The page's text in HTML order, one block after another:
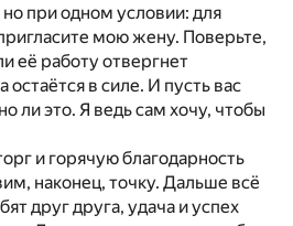
но при одном условии: для
мою жену. Поверьте,
её работу отвергнет
остаётся в силе. И пусть вас
ли это. Я ведь сам хочу, чтобы
и горячую благодарность
наконец, точку. Дальше всё
друг друга, удача и успех